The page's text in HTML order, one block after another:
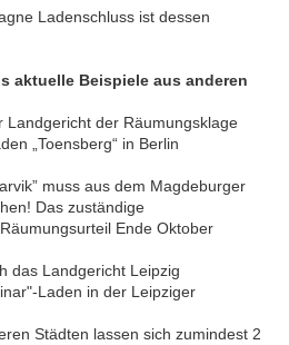
Ladenschluss ist dessen
aktuelle Beispiele aus anderen
Landgericht der Räumungsklage
„Toensberg“ in Berlin
muss aus dem Magdeburger
Das zuständige
Ende Oktober
das Landgericht Leipzig
Laden in der Leipziger
Städten lassen sich zumindest 2